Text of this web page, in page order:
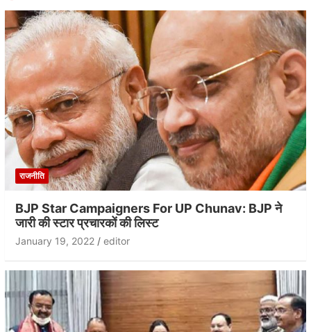
राजनीति
BJP Star Campaigners For UP Chunav: BJP ने
जारी की स्टार प्रचारकों की लिस्ट
January 19, 2022 editor